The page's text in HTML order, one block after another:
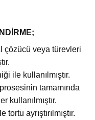
çözücü veya türevleri
ile kullanılmıştır.
tamamında
kullanılmıştır.
ayrıştırılmıştır.